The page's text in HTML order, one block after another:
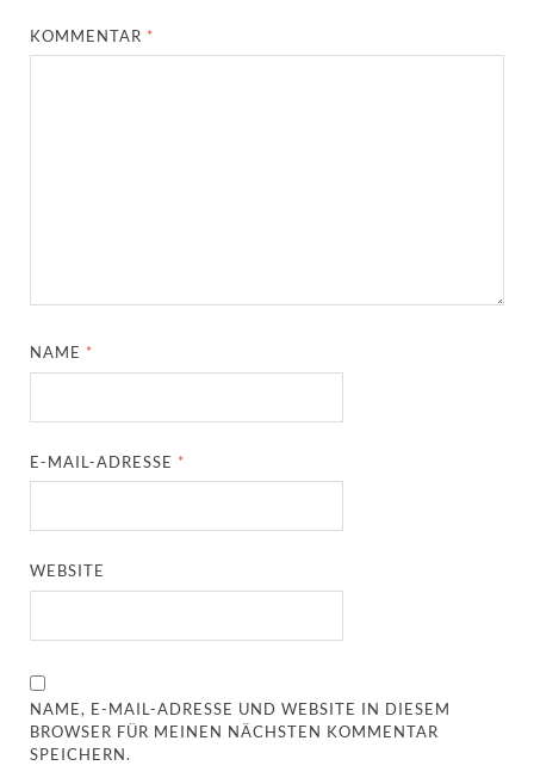
KOMMENTAR *
NAME *
E-MAIL-ADRESSE *
WEBSITE
NAME, E-MAIL-ADRESSE UND WEBSITE IN DIESEM
BROWSER FÜR MEINEN NÄCHSTEN KOMMENTAR
SPEICHERN.